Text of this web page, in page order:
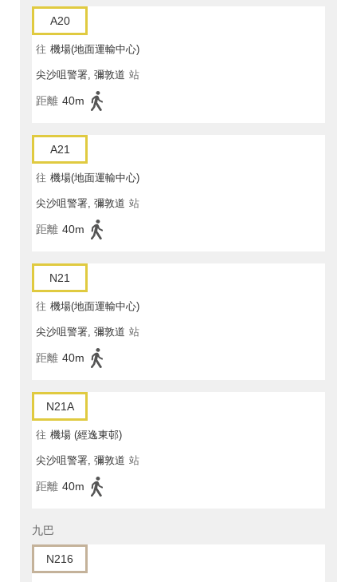
A20
往 機場(地面運輸中心)
尖沙咀警署, 彌敦道 站
距離 40m
A21
往 機場(地面運輸中心)
尖沙咀警署, 彌敦道 站
距離 40m
N21
往 機場(地面運輸中心)
尖沙咀警署, 彌敦道 站
距離 40m
N21A
往 機場 (經逸東邨)
尖沙咀警署, 彌敦道 站
距離 40m
九巴
N216